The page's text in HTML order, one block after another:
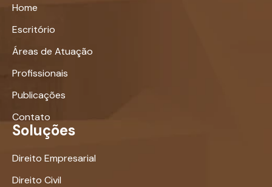
Home
Escritório
Áreas de Atuação
Profissionais
Publicações
Contato
Soluções
Direito Empresarial
Direito Civil